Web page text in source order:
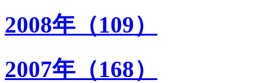
2008年（109）
2007年（168）